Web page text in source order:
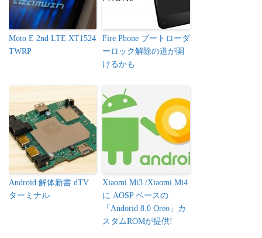
Moto E 2nd LTE XT1524
TWRP
Fire Phone ブートローダ
ーロック解除の道が開
けるかも
Android 解体新書 dTV
ターミナル
Xiaomi Mi3 /Xiaomi Mi4
に AOSP ベースの
「Andorid 8.0 Oreo」カ
スタムROMが提供!